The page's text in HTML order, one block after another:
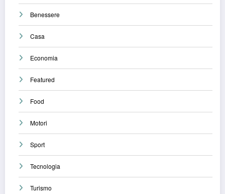
Benessere
Casa
Economia
Featured
Food
Motori
Sport
Tecnologia
Turismo